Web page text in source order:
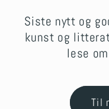
Siste nytt og
kunst og
lese
Til